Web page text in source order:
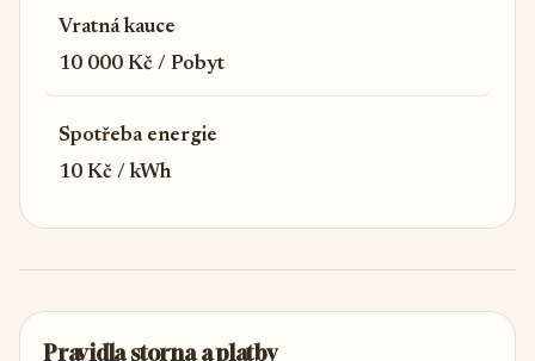
Vratná kauce
10 000 Kč / Pobyt
Spotřeba energie
10 Kč / kWh
Pravidla storna a platby